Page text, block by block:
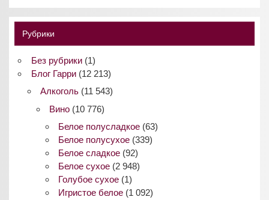
Рубрики
Без рубрики(1)
Блог Гарри(12 213)
Алкоголь(11 543)
Вино(10 776)
Белое полусладкое (63)
Белое полусухое (339)
Белое сладкое (92)
Белое сухое (2 948)
Голубое сухое (1)
Игристое белое (1 092)